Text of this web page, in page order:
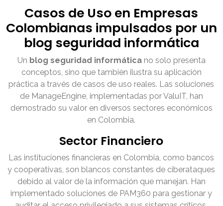
Casos de Uso en Empresas
Colombianas impulsados por un
blog seguridad informática
Un blog seguridad informática no solo presenta
conceptos, sino que también ilustra su aplicación
práctica a través de casos de uso reales. Las soluciones
de ManageEngine, implementadas por ValuIT, han
demostrado su valor en diversos sectores económicos
en Colombia.
Sector Financiero
Las instituciones financieras en Colombia, como bancos
y cooperativas, son blancos constantes de ciberataques
debido al valor de la información que manejan. Han
implementado soluciones de PAM360 para gestionar y